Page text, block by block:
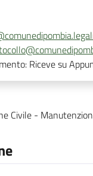
Riceve su
Civile -